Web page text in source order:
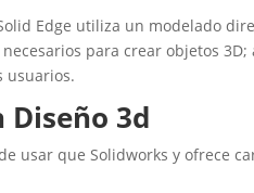
Edge utiliza un modelado
para crear objetos
usuarios.
Diseño 3d
usar que Solidworks y ofrece